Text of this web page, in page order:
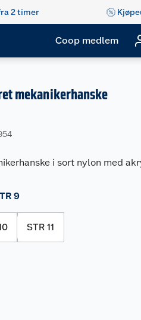
2 timer
Coop medlem
mekanikerhanske
i sort nylon med
9
STR 11